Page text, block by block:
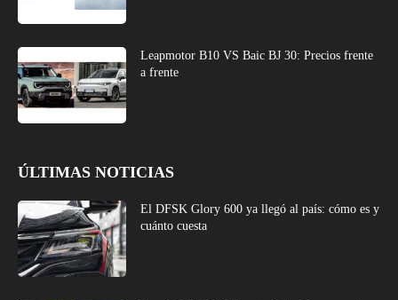
Leapmotor B10 VS Baic BJ 30: Precios frente
a frente
ÚLTIMAS NOTICIAS
El DFSK Glory 600 ya llegó al país: cómo es y
cuánto cuesta